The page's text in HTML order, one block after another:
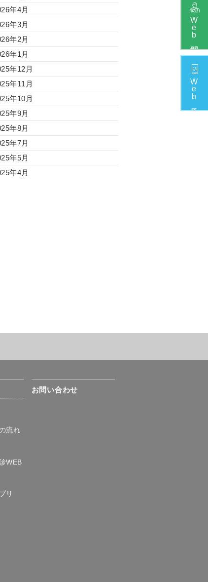
年4月
年3月
年2月
年1月
年12月
年11月
年10月
年9月
年8月
年7月
年5月
年4月
W
e
b
W
e
b
)
流れ
WEB
リ
お問い合わせ